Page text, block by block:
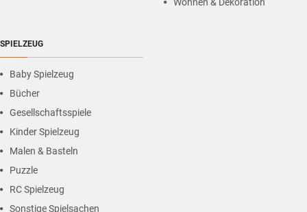
SPIELZEUG
Baby Spielzeug
Bücher
Gesellschaftsspiele
Kinder Spielzeug
Malen & Basteln
Puzzle
RC Spielzeug
Sonstige Spielsachen